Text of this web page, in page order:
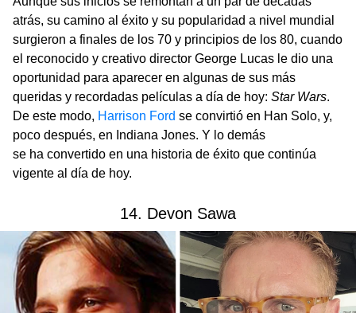
atrás, su camino al éxito y su popularidad a nivel mundial
surgieron a finales de los 70 y principios de los 80, cuando
el reconocido y creativo director George Lucas le dio una
oportunidad para aparecer en algunas de sus más
queridas y recordadas películas a día de hoy: Star Wars.
De este modo, Harrison Ford se convirtió en Han Solo, y,
poco después, en Indiana Jones. Y lo demás
se ha convertido en una historia de éxito que continúa
vigente al día de hoy.
14. Devon Sawa